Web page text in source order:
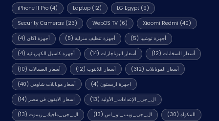
iPhone 11 Pro (4) Laptop(12) LG Egypt(9)
Security Cameras (23) WebOS TV(6) Xiaomi Redmi (40)
أجهزة اكاي(4) أجهزة تنظيف منزلية (5) أجهزة توشيبا (5)
أجهزة كاسيل الكهربائية(4) أسعار البوتاجازات (14) أسعار السخانات (12)
أسعار الغسالات(10) أسعار اللابتوب (12) أسعار الموبايلات (312)
أسعار موبايلات شاومي(40) اجهزة اريستون (4)
اسعار الايفون في مصر (14) ال_جى_الإعدادات_الأولية (13)
ال_جى_ماجيك_ريموت(13) ال_جى_ويب_او_اس (13) المكواة (30)